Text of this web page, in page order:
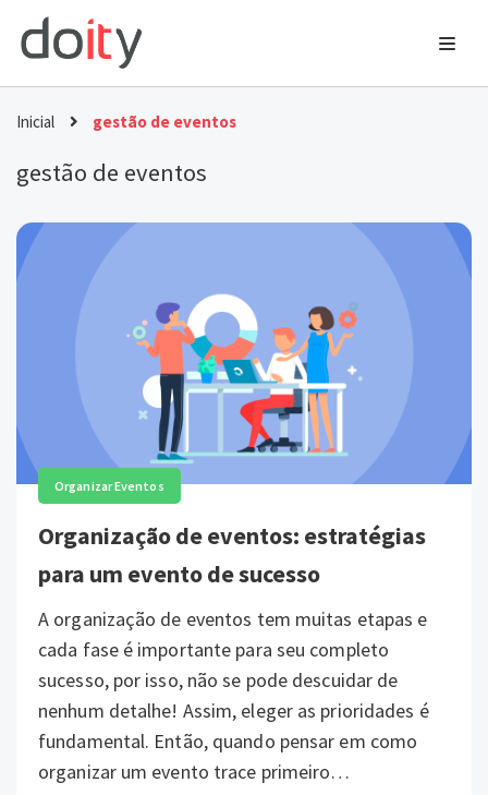
Ir
para
Inicial gestão de eventos
gestão de eventos
Organização de eventos: estratégias
para um evento de sucesso
Organizar Eventos
A organização de eventos tem muitas etapas e
cada fase é importante para seu completo
sucesso, por isso, não se pode descuidar de
nenhum detalhe! Assim, eleger as prioridades é
fundamental. Então, quando pensar em como
organizar um evento trace primeiro…